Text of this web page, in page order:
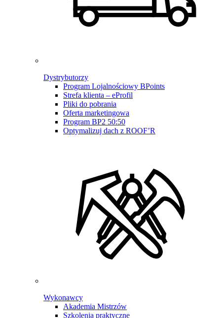
Dystrybutorzy
Program Lojalnościowy BPoints
Strefa klienta – eProfil
Pliki do pobrania
Oferta marketingowa
Program BP2 50:50
Optymalizuj dach z ROOF’R
Wykonawcy
Akademia Mistrzów
Szkolenia praktyczne